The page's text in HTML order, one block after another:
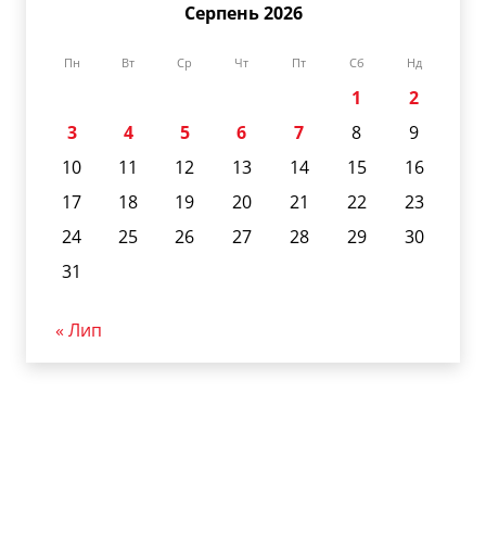
Серпень 2026
Пн Вт Ср Чт Пт Сб Нд
1
2
3
4 5 6 7 8
9
10
11 12 13 14 15
16
17
18 19 20 21 22
23
24
25 26 27 28 29
30
31
« Лип